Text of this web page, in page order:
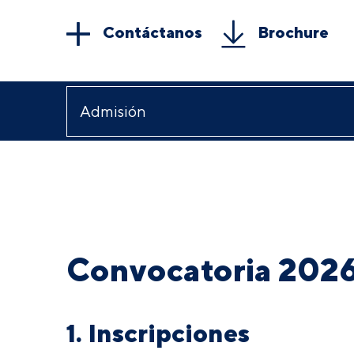
Contáctanos Brochure
Convocatoria
1. Inscripciones